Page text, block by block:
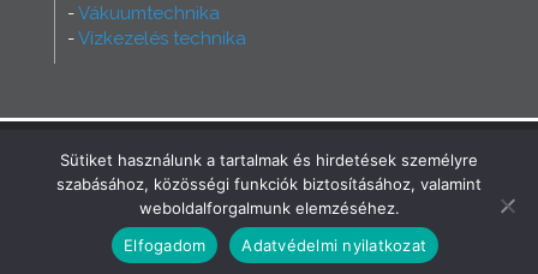
Vákuumtechnika
Vízkezelés technika
2026 - Ferry Group - Minden jog fenntartva!
Büszkék vagyunk rá, hogy az oldalt mi
készíthettük!INCREST Communication
Sütiket használunk a tartalmak és hirdetések személyre
szabásához, közösségi funkciók biztosításához, valamint
weboldalforgalmunk elemzéséhez.
Elfogadom
Adatvédelmi nyilatkozat